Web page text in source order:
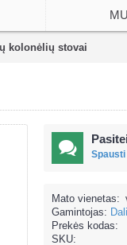
kolonėlių stovai
Mato vienetas:
Gamintojas: Dali
Prekės kodas:
SKU: